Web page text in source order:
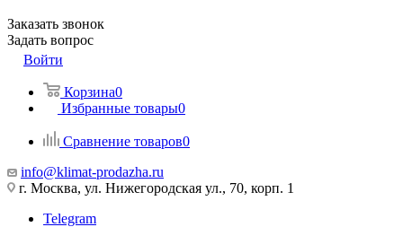
Заказать звонок
Задать вопрос
Войти
Корзина0
Избранные товары0
Сравнение товаров0
info@klimat-prodazha.ru
г. Москва, ул. Нижегородская ул., 70, корп. 1
Telegram